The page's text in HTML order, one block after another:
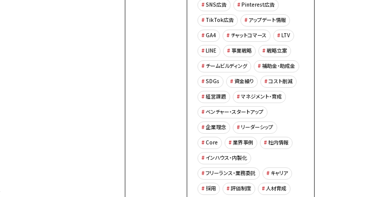
SNS広告
Pinterest広告
TikTok広告
アップデート情報
GA4
チャットコマース
LTV
LINE
事業戦略
戦略立案
チームビルディング
補助金・助成金
SDGs
資金繰り
コスト削減
経営課題
マネジメント・育成
ベンチャー・スタートアップ
企業理念
リーダーシップ
Core
業界事例
社内情報
インハウス・内製化
フリーランス・業務委託
キャリア
採用
評価制度
人材育成